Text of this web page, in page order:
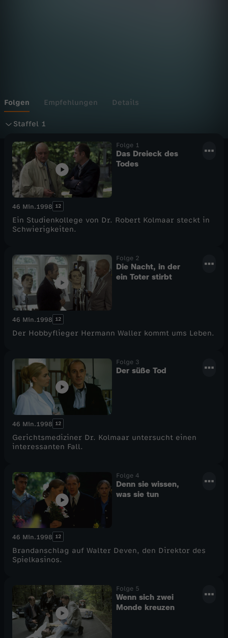
e
g
e
Folgen Empfehlungen Details
Staffel 1
S
Folge 1
Das Dreieck des
Todes
46 Min.1998 12
Ein Studienkollege von Dr. Robert Kolmaar steckt in
Schwierigkeiten.
Folge 2
Die Nacht, in der
ein Toter stirbt
46 Min.1998 12
Der Hobbyflieger Hermann Waller kommt ums Leben.
Folge 3
Der süße Tod
46 Min.1998 12
Gerichtsmediziner Dr. Kolmaar untersucht einen
interessanten Fall.
Folge 4
Denn sie wissen,
was sie tun
46 Min.1998 12
Brandanschlag auf Walter Deven, den Direktor des
Spielkasinos.
Folge 5
Wenn sich zwei
Monde kreuzen